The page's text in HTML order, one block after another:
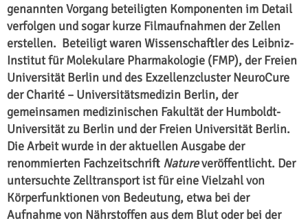
genannten Vorgang beteiligten Komponenten im Detail
verfolgen und sogar kurze Filmaufnahmen der Zellen
erstellen. Beteiligt waren Wissenschaftler des Leibniz-
Institut für Molekulare Pharmakologie (FMP), der Freien
Universität Berlin und des Exzellenzcluster NeuroCure
der Charité – Universitätsmedizin Berlin, der
gemeinsamen medizinischen Fakultät der Humboldt-
Universität zu Berlin und der Freien Universität Berlin.
Die Arbeit wurde in der aktuellen Ausgabe der
renommierten Fachzeitschrift Natureveröffentlicht. Der
untersuchte Zelltransport ist für eine Vielzahl von
Körperfunktionen von Bedeutung, etwa bei der
Aufnahme von Nährstoffen aus dem Blut oder bei der